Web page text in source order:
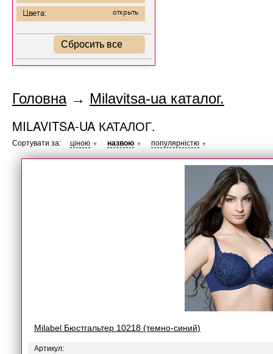
Цвета: открыть
Сбросить все
Головна→ Milavitsa-ua каталог.
MILAVITSA-UA КАТАЛОГ.
Сортувати за: ціною ▼ назвою ▼ популярністю ▼
Milabel Бюстгальтер 10218 (темно-синий)
Артикул: